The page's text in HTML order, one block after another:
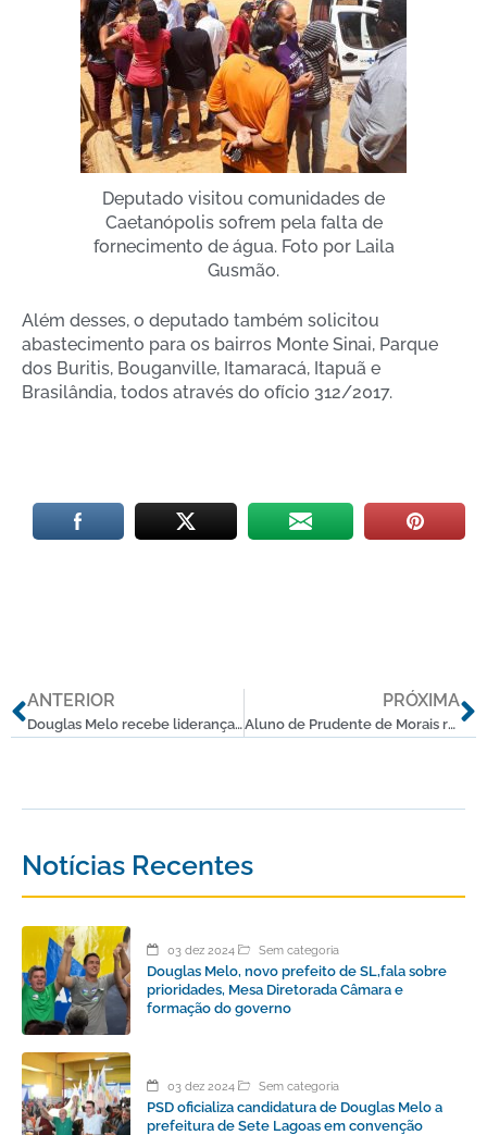
Deputado visitou comunidades de
Caetanópolis sofrem pela falta de
fornecimento de água. Foto por Laila
Gusmão.
Além desses, o deputado também solicitou
abastecimento para os bairros Monte Sinai, Parque
dos Buritis, Bouganville, Itamaracá, Itapuã e
Brasilândia, todos através do ofício 312/2017.
Anterior
ANTERIOR
Douglas Melo recebe lideranças de Jaboticatubas para discutir melhorias para a cidade
PRÓXIMA
Aluno de Prudente de Morais representa Brasil em feira científica na África do Sul
Notícias Recentes
03 dez 2024 Sem categoria
Douglas Melo, novo prefeito de SL,fala sobre
prioridades, Mesa Diretorada Câmara e
formação do governo
03 dez 2024 Sem categoria
PSD oficializa candidatura de Douglas Melo a
prefeitura de Sete Lagoas em convenção